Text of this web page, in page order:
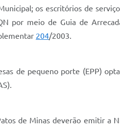
os escritórios de
por meio de Guia de
204/2003.
de pequeno porte (EPP)
de Minas deverão emitir a